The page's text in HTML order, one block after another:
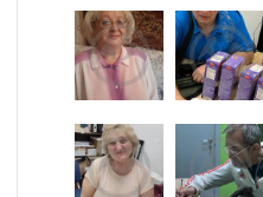
В учреждении
часовня.
Действуют кружки:
«Флористика»,
вокальный ансамбль.